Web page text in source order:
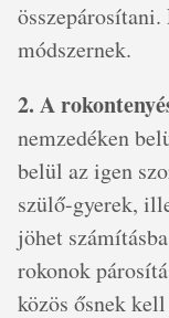
módszernek.
2. A
nemzedéken
belül az igen
szülő-gyerek,
jöhet
rokonok
közös ősnek